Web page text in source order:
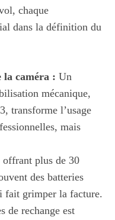
chaque
dans la définition du
la caméra : Un
mécanique,
transforme l’usage
mais
offrant plus de 30
des batteries
fait grimper la facture.
de rechange est